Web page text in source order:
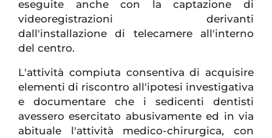
eseguite anche con la captazione di
videoregistrazioni derivanti
dall'installazione di telecamere all'interno
del centro.
L'attività compiuta consentiva di acquisire
elementi di riscontro all'ipotesi investigativa
e documentare che i sedicenti dentisti
avessero esercitato abusivamente ed in via
abituale l'attività medico-chirurgica, con